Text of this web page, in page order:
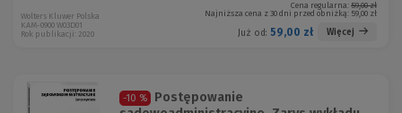
Cena regularna: 59,00 zł
Najniższa cena z 30 dni przed obniżką: 59,00 zł
Już od: 59,00 zł Więcej
Wolters Kluwer Polska
KAM-0900 W03D01
Rok publikacji: 2020
-10 %
Postępowanie